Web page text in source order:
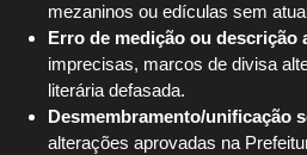
mezaninos ou edículas sem
Erro de medição ou descrição
imprecisas, marcos de divisa
literária defasada.
Desmembramento/unificação
alterações aprovadas na